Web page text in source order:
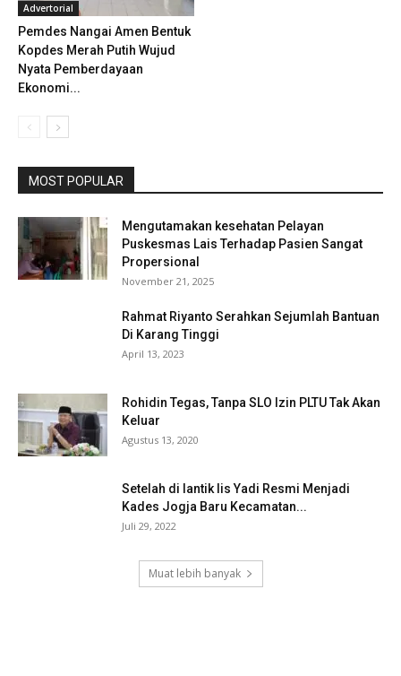
Advertorial
Pemdes Nangai Amen Bentuk
Kopdes Merah Putih Wujud
Nyata Pemberdayaan
Ekonomi...
MOST POPULAR
Mengutamakan kesehatan Pelayan
Puskesmas Lais Terhadap Pasien Sangat
Propersional
November 21, 2025
Rahmat Riyanto Serahkan Sejumlah Bantuan
Di Karang Tinggi
April 13, 2023
Rohidin Tegas, Tanpa SLO Izin PLTU Tak Akan
Keluar
Agustus 13, 2020
Setelah di lantik Iis Yadi Resmi Menjadi
Kades Jogja Baru Kecamatan...
Juli 29, 2022
Muat lebih banyak